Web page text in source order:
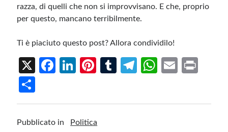
razza, di quelli che non si improvvisano. E che, proprio
per questo, mancano terribilmente.
Ti è piaciuto questo post? Allora condividilo!
X
Fa
Li
Pi
T
Te
W
E
h
ar
Pubblicato in Politica